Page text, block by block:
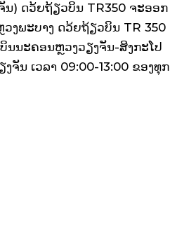
ນ) ດວ້ຍຖ້ຽວບິນ TR350 ຈະອອກ
ວງພະບາງ ດວ້ຍຖ້ຽວບິນ TR 350
ນນະຄອນຫຼວງວຽງຈັນ-ສິງກະໂປ
ຈັນ ເວລາ 09:00-13:00 ຂອງທຸກ